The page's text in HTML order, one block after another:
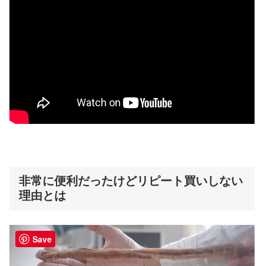
非常に便利だったけどリピート買いしない
理由とは
Save